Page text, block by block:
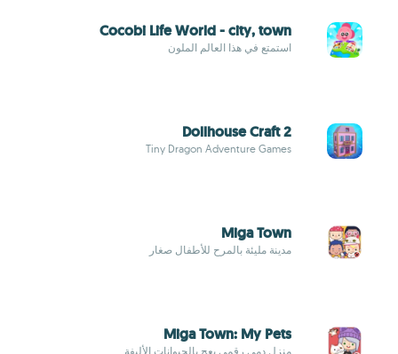
Cocobi Life World - city, town
استمتع في هذا العالم الملون
Dollhouse Craft 2
Tiny Dragon Adventure Games
Miga Town
مدينة مليئة بالمرح للأطفال صغار
Miga Town: My Pets
منزل دمى رقمي يعج بالحيوانات الأليفة